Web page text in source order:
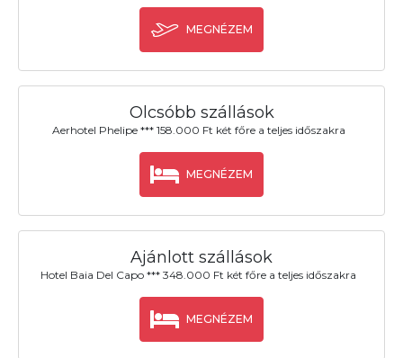
MEGNÉZEM
Olcsóbb szállások
Aerhotel Phelipe *** 158.000 Ft két főre a teljes időszakra
MEGNÉZEM
Ajánlott szállások
Hotel Baia Del Capo *** 348.000 Ft két főre a teljes időszakra
MEGNÉZEM